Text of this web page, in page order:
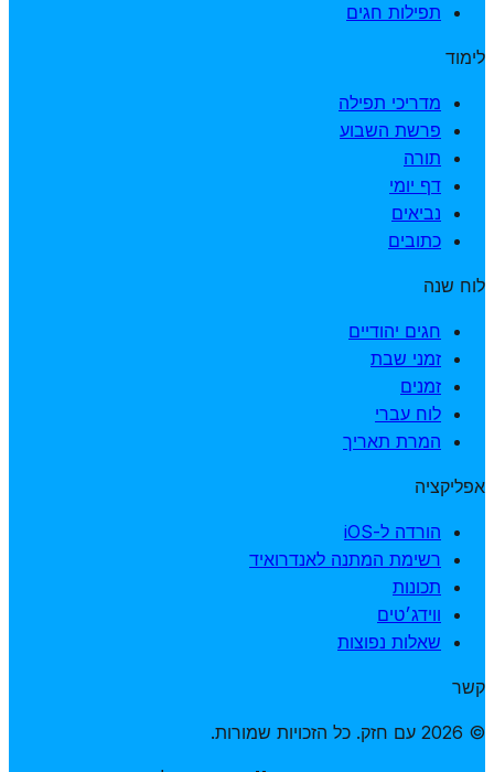
תפילות חגים
לימוד
מדריכי תפילה
פרשת השבוע
תורה
דף יומי
נביאים
כתובים
לוח שנה
חגים יהודיים
זמני שבת
זמנים
לוח עברי
המרת תאריך
אפליקציה
הורדה ל-iOS
רשימת המתנה לאנדרואיד
תכונות
ווידג׳טים
שאלות נפוצות
קשר
© 2026 עם חזק. כל הזכויות שמורות.